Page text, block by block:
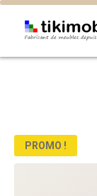
PROMO !